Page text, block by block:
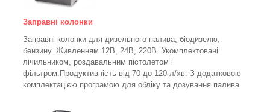
Заправні колонки
Заправні колонки для дизельного палива, біодизелю,
бензину. Живленням 12В, 24В, 220В. Укомплектовані
лічильником, роздавальним пістолетом і
фільтром. Продуктивність від 70 до 120 л/хв. З додатковою
комплектацією програмою для обліку та дозування палива.